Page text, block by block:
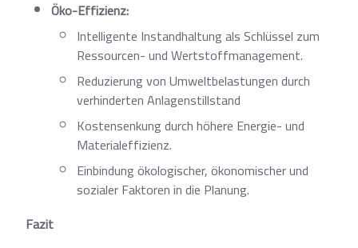
Öko-Effizienz:
Intelligente Instandhaltung als Schlüssel zum
Ressourcen- und Wertstoffmanagement.
Reduzierung von Umweltbelastungen durch
verhinderten Anlagenstillstand
Kostensenkung durch höhere Energie- und
Materialeffizienz.
Einbindung ökologischer, ökonomischer und
sozialer Faktoren in die Planung.
Fazit